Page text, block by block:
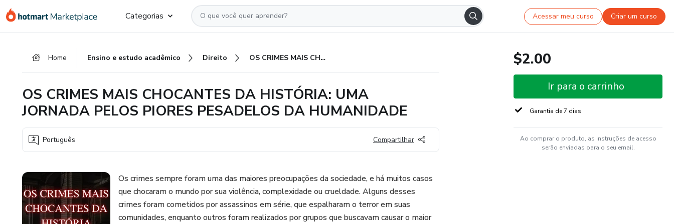
para
para
para
Categorias Acessar meu curso Criar um curso
Home Ensino e estudo acadêmico Direito OS CRIMES MAIS CHOCANTES DA HISTÓRIA: UMA JORNADA PELOS PIORES PESADELOS DA HUMANIDADE
OS CRIMES MAIS CHOCANTES DA HISTÓRIA: UMA
JORNADA PELOS PIORES PESADELOS DA HUMANIDADE
Português Compartilhar
Os crimes sempre foram uma das maiores preocupações da sociedade, e há muitos casos
que chocaram o mundo por sua violência, complexidade ou crueldade. Alguns desses
crimes foram cometidos por assassinos em série, que espalharam o terror em suas
comunidades, enquanto outros foram realizados por grupos que buscavam causar o maior
$2.00
Ir para o carrinho
Garantia de 7 dias
Ao comprar o produto, as instruções de acesso
serão enviadas para o seu email.